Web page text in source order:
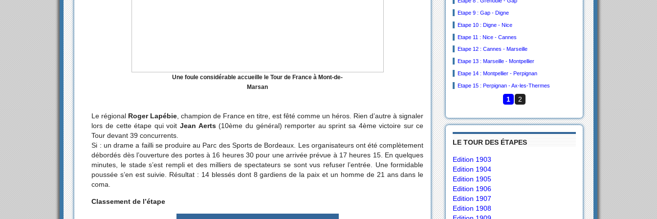
Etape 9 : Gap - Digne
Etape 10 : Digne - Nice
Etape 11 : Nice - Cannes
Etape 12 : Cannes - Marseille
Etape 13 : Marseille - Montpellier
Etape 14 : Montpellier - Perpignan
Etape 15 : Perpignan - Ax-les-Thermes
1 2
LE TOUR DES ÉTAPES
Edition 1903
Edition 1904
Edition 1905
Edition 1906
Edition 1907
Edition 1908
Une foule considérable accueille le Tour de France à Mont-de-
Marsan
Le régional Roger Lapébie , champion de France en titre, est fêté comme un héros. Rien d’autre à signaler
lors de cette étape qui voitJean Aerts(10ème du général) remporter au sprint sa 4ème victoire sur ce
Tour devant 39 concurrents.
Si : un drame a failli se produire au Parc des Sports de Bordeaux. Les organisateurs ont été complètement
débordés dès l’ouverture des portes à 16 heures 30 pour une arrivée prévue à 17 heures 15. En quelques
minutes, le stade s’est rempli et des milliers de spectateurs se sont vus refuser l’entrée. Une formidable
poussée s’en est suivie. Résultat : 14 blessés dont 8 gardiens de la paix et un homme de 21 ans dans le
coma.
Classement de l’étape